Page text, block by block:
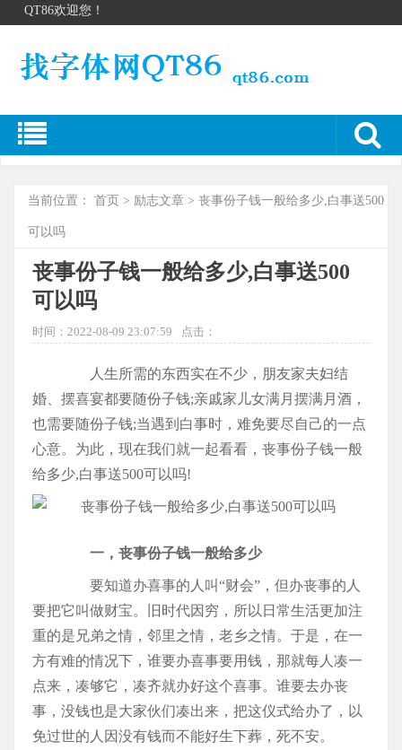
QT86欢迎您！
当前位置： 首页 > 励志文章 > 丧事份子钱一般给多少,白事送500
可以吗
丧事份子钱一般给多少,白事送500
可以吗
时间：2022-08-09 23:07:59 点击：
人生所需的东西实在不少，朋友家夫妇结
婚、摆喜宴都要随份子钱;亲戚家儿女满月摆满月酒，
也需要随份子钱;当遇到白事时，难免要尽自己的一点
心意。为此，现在我们就一起看看，丧事份子钱一般
给多少,白事送500可以吗!
一，丧事份子钱一般给多少
要知道办喜事的人叫“财会”，但办丧事的人
要把它叫做财宝。旧时代因穷，所以日常生活更加注
重的是兄弟之情，邻里之情，老乡之情。于是，在一
方有难的情况下，谁要办喜事要用钱，那就每人凑一
点来，凑够它，凑齐就办好这个喜事。谁要去办丧
事，没钱也是大家伙们凑出来，把这仪式给办了，以
免过世的人因没有钱而不能好生下葬，死不安。